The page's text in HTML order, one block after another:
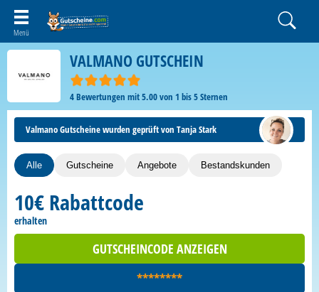
VALMANO GUTSCHEIN
4Bewertungen mit5.00von 1 bis5Sternen
Valmano Gutscheine wurden geprüft von Tanja Stark
Alle Gutscheine Angebote Bestandskunden
10€ Rabattcode
erhalten
GUTSCHEINCODE ANZEIGEN
********